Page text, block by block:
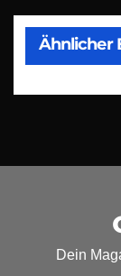
Ähnlicher
Dein